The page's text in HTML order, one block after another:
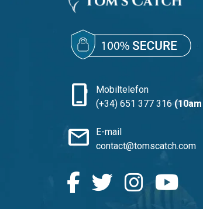
phone_iphone
Mobiltelefon
(+34) 651 377 316
mail
E-mail
contact@tomscatch.com